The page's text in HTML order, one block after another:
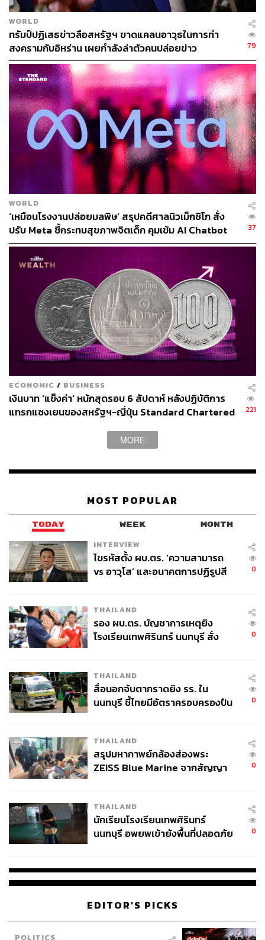
https://www.scmp.com/news/asia/southeast-asia/arti
cle/3356063/brunei-picks-helicopter-flying-prince-ab
dul-mateen-foreign-minister?module=perpetual_scro
ll_0&pgtype=article
https://www.abs-cbn.com/news/world/2026/6/5/brune
i-s-instagrammer-prince-named-foreign-minister-in-c
abinet-reshuffle-1420
TAGS: Brunei Middle East Abdul Mateen
Instagram
USA
Iran Israel
191
ABOUT THE AUTHOR
ณรงค์กร มโนจันทร์เพ็ญ
Content Creator กองบรรณาธิการข่าว THE
STANDARD
WORLD
ทรัมป์ปฏิเสธข่าวลือสหรัฐฯ ขาดแคลนอาวุธในการทำ
สงครามกับอิหร่าน เผยกำลังล่าตัวคนปล่อยข่าว
79
WORLD
‘เหมือนโรงงานปล่อยมลพิษ’ สรุปคดีศาลนิวเม็กซิโก สั่ง
ปรับ Meta ชี้กระทบสุขภาพจิตเด็ก คุมเข้ม AI Chatbot
37
ECONOMIC / BUSINESS
เงินบาท ‘แข็งค่า’ หนักสุดรอบ 6 สัปดาห์ หลังปฏิบัติการ
แทรกแซงเยนของสหรัฐฯ-ญี่ปุ่น Standard Chartered
221
MORE
MOST POPULAR
TODAY WEEK MONTH
INTERVIEW
ไขรหัสตั้ง ผบ.ตร. ‘ความสามารถ
vs อาวุโส’ และอนาคตการปฏิรูปสี
0
THAILAND
รอง ผบ.ตร. บัญชาการเหตุยิง
โรงเรียนเทพศิรินทร์ นนทบุรี สั่ง
0
THAILAND
สื่อนอกจับตากราดยิง รร. ใน
นนทบุรี ชี้ไทยมีอัตราครอบครองปืน
0
THAILAND
สรุปมหากาพย์กล้องส่องพระ
ZEISS Blue Marine จากสัญญา
จ่ายหนี้-แอบระบุแบรนด์
0
THAILAND
นักเรียนโรงเรียนเทพศิรินทร์
นนทบุรี อพยพเข้ายังพื้นที่ปลอดภัย
0
EDITOR'S PICKS
POLITICS